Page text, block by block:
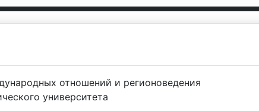
отношений и регионоведения
университета